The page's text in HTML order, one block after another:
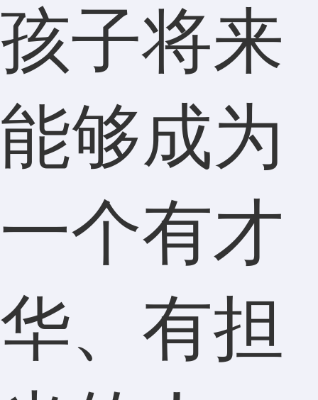
孩子将来
能够成为
一个有才
华、有担